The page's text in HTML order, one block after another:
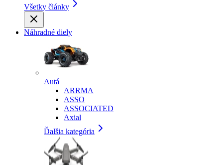
Všetky články
Náhradné diely
Autá
ARRMA
ASSO
ASSOCIATED
Axial
Ďalšia kategória